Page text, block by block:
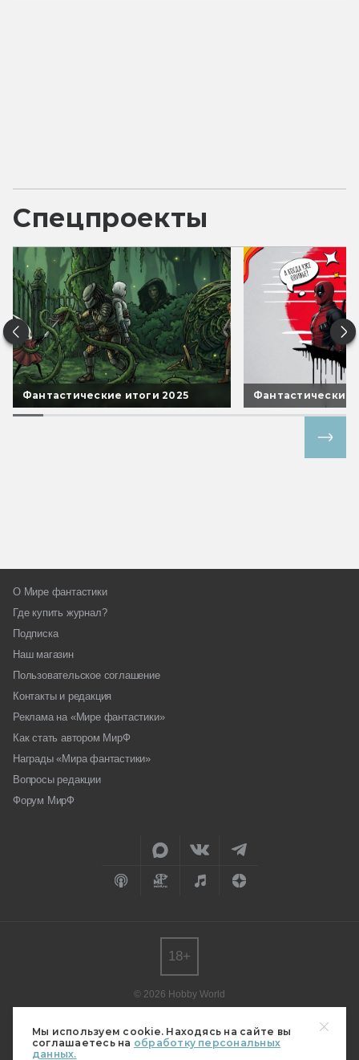
Мы используем cookie. Находясь на сайте вы
соглашаетесь на обработку персональных
данных.
Спецпроекты
Фантастические итоги 2025 Фантастические
О Мире фантастики
Где купить журнал?
Подписка
Наш магазин
Пользовательское соглашение
Контакты и редакция
Реклама на «Мире фантастики»
Как стать автором МирФ
Награды «Мира фантастики»
Вопросы редакции
Форум МирФ
© 2026 Hobby World
редакции.
Мнение авторов может не совпадать с мнением редакции.
18+